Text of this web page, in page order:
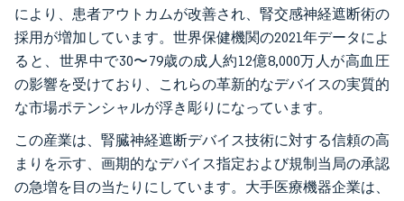
により、患者アウトカムが改善され、腎交感神経遮断術の
採用が増加しています。世界保健機関の2021年データによ
ると、世界中で30〜79歳の成人約12億8,000万人が高血圧
の影響を受けており、これらの革新的なデバイスの実質的
な市場ポテンシャルが浮き彫りになっています。
この産業は、腎臓神経遮断デバイス技術に対する信頼の高
まりを示す、画期的なデバイス指定および規制当局の承認
の急増を目の当たりにしています。大手医療機器企業は、